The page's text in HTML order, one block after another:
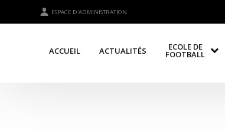
ESPACE D'ADMINISTRATION
ACCUEIL ACTUALITÉS ECOLE DE
FOOTBALL